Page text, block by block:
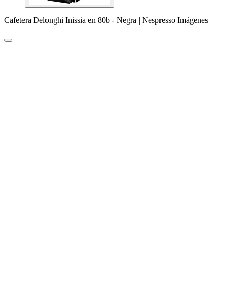
Cafetera Delonghi Inissia en 80b - Negra | Nespresso Imágenes